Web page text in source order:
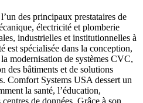
des principaux prestataires de
électricité et plomberie
industrielles et institutionnelles à
est spécialisée dans la conception,
modernisation de systèmes CVC,
des bâtiments et de solutions
Comfort Systems USA dessert un
la santé, l’éducation,
de données. Grâce à son